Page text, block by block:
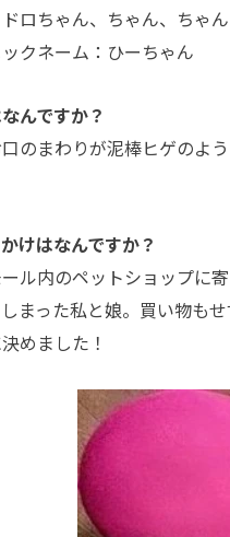
ロちゃん、ちゃん、ちゃ
クネーム：ひーちゃん
んですか？
のまわりが泥棒ヒゲのよ
けはなんですか？
ル内のペットショップに
まった私と娘。買い物も
めました！